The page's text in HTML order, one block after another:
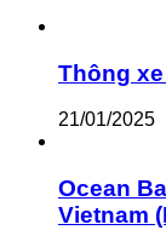
Thông
21/01/2025
Ocean
Vietnam